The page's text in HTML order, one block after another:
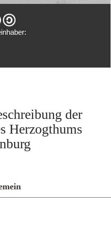
der
Herzogthums